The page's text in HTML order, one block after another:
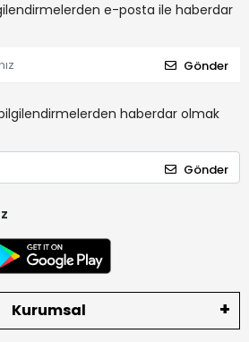
e-posta ile haberdar
Gönder
haberdar olmak
Gönder
Kurumsal